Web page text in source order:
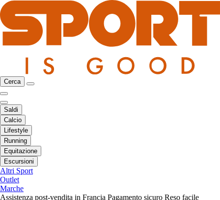
Cerca
Saldi
Calcio
Lifestyle
Running
Equitazione
Escursioni
Altri Sport
Outlet
Marche
Assistenza post-vendita in Francia Pagamento sicuro Reso facile